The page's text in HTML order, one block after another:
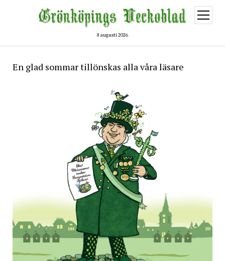
8 augusti 2026
öppna
meny
Grönköpings
En glad sommar tillönskas alla våra läsare